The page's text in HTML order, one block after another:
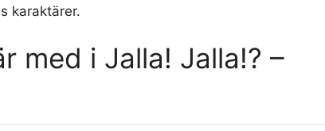
karaktärer.
med i Jalla! Jalla!? –